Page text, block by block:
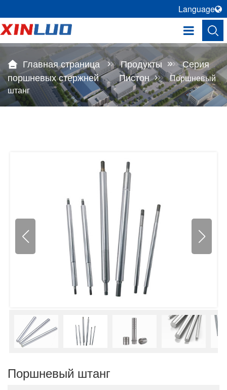
Главная страница Продукты
Серия
поршневых стержней
Пистон
Поршневый
штанг
Поршневый штанг
Language